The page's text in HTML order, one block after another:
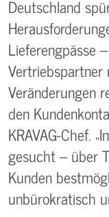
Deutschland
Lieferengpässe
Vertriebspartner
Veränderungen
den
KRAVAG-Chef.
gesucht – über
Kunden
unbürokratisch